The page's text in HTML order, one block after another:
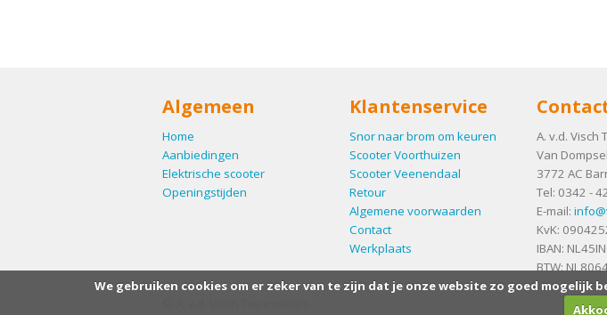
Algemeen
Home
Aanbiedingen
Elektrische scooter
Openingstijden
Klantenservice
Snor naar brom om keuren
Scooter Voorthuizen
Scooter Veenendaal
Retour
Algemene voorwaarden
Contact
Werkplaats
A. v.d. Visch
Van
3772 AC
Tel: 0342 -
E-mail:
KvK:
IBAN:
BTW:
We gebruiken cookies om er zeker van te zijn dat je onze website zo goed